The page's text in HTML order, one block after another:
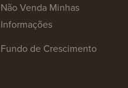
Não Venda Minhas
Informações
Fundo de Crescimento